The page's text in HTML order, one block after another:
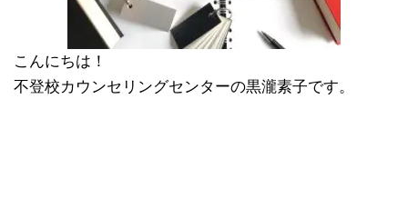
こんにちは！
不登校カウンセリングセンターの黒瀧素子です。